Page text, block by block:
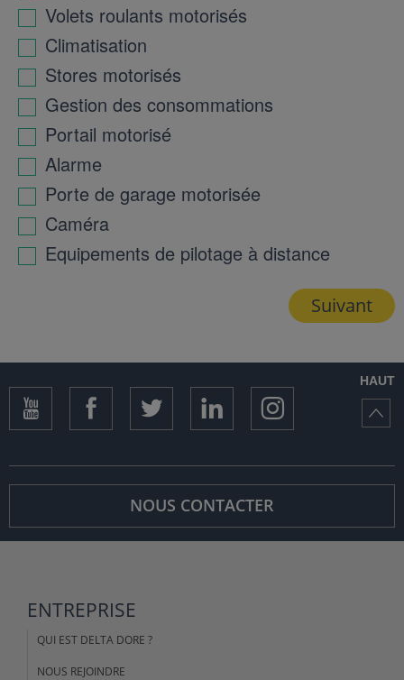
Volets roulants motorisés
Climatisation
Stores motorisés
Gestion des consommations
Portail motorisé
Alarme
Porte de garage motorisée
Caméra
Equipements de pilotage à distance
Suivant
HAUT
NOUS CONTACTER
ENTREPRISE
QUI EST DELTA DORE ?
NOUS REJOINDRE